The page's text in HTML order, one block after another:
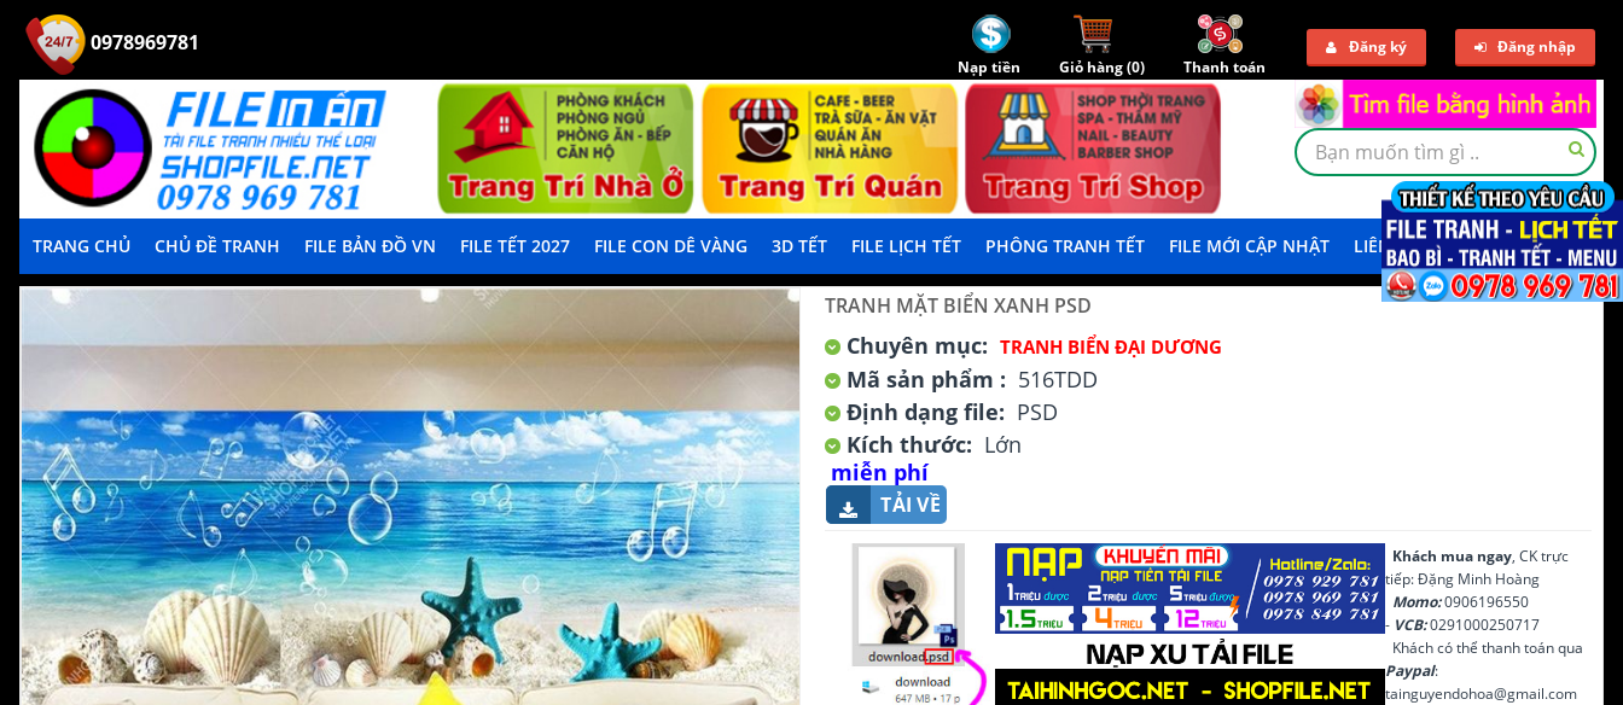
0978969781
Nạp tiền Giỏ hàng (0) Thanh toán
Đăng ký Đăng nhập
TRANG CHỦ CHỦ ĐỀ TRANH FILE BẢN ĐỒ VN FILE TẾT 2027 FILE CON DÊ VÀNG 3D TẾT FILE LỊCH TẾT PHÔNG TRANH TẾT FILE MỚI CẬP NHẬT LIÊN HỆ TẢI DEMO
TRANH MẶT BIỂN XANH PSD
Chuyên mục: TRANH BIỂN ĐẠI DƯƠNG
Mã sản phẩm : 516TDD
Định dạng file: PSD
Kích thước: Lớn
miễn phí
TẢI VỀ
Khách mua ngay, CK trực
tiếp: Đặng Minh Hoàng
Momo:0906196550
- VCB:0291000250717
Khách có thể thanh toán qua
Paypal:
tainguyendohoa@gmail.com